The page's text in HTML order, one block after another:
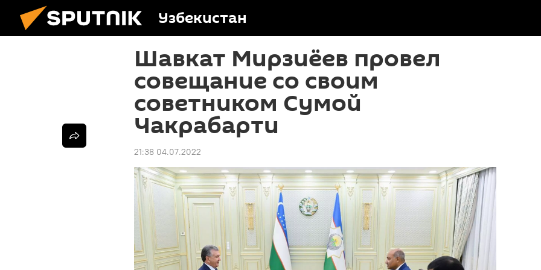
Узбекистан
Шавкат Мирзиёев провел
совещание со своим
советником Сумой
Чакрабарти
21:38 04.07.2022